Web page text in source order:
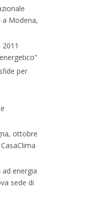
a Modena,
per
ottobre
ad energia
sede di